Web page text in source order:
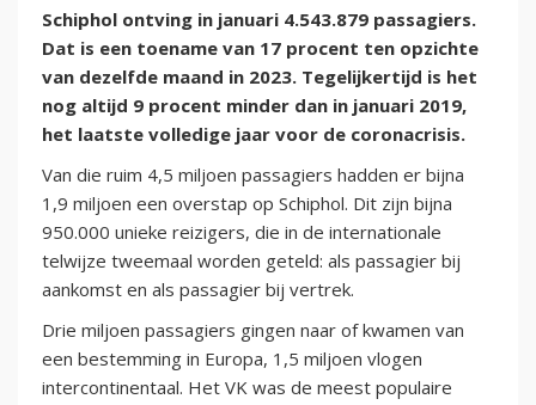
Schiphol ontving in januari 4.543.879 passagiers.
Dat is een toename van 17 procent ten opzichte
van dezelfde maand in 2023. Tegelijkertijd is het
nog altijd 9 procent minder dan in januari 2019,
het laatste volledige jaar voor de coronacrisis.
Van die ruim 4,5 miljoen passagiers hadden er bijna
1,9 miljoen een overstap op Schiphol. Dit zijn bijna
950.000 unieke reizigers, die in de internationale
telwijze tweemaal worden geteld: als passagier bij
aankomst en als passagier bij vertrek.
Drie miljoen passagiers gingen naar of kwamen van
een bestemming in Europa, 1,5 miljoen vlogen
intercontinentaal. Het VK was de meest populaire